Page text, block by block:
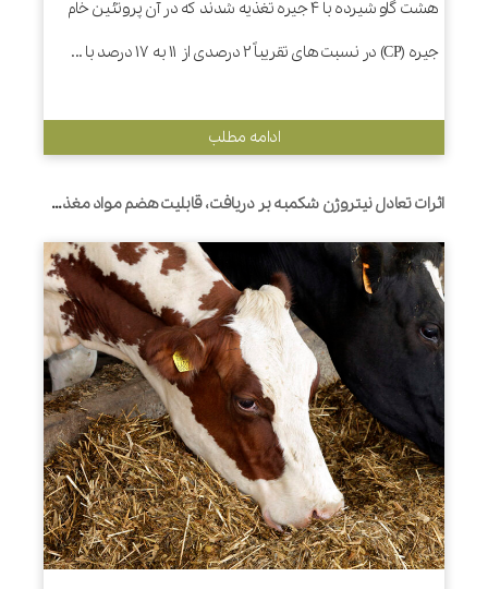
هشت گاو شیرده با 4 جیره تغذیه شدند که در آن پروتئین خام
جیره (CP) در نسبت های تقریباً 2 درصدی از 11 به 17 درصد با ...
ادامه مطلب
اثرات تعادل نیتروژن شکمبه بر دریافت، قابلیت هضم مواد مغذی، فعالیت جویدن، و تولید و ترکیب شیر در گاوهای شیری با منابع پروتئینی جیره متفاوت است.